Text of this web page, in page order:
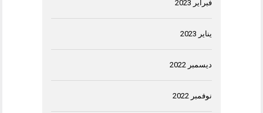
فبراير 2023
يناير 2023
ديسمبر 2022
نوفمبر 2022